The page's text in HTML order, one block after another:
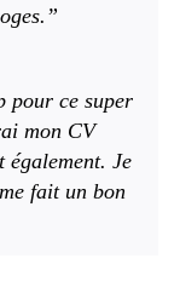
pour ce super
mon CV
également. Je
fait un bon